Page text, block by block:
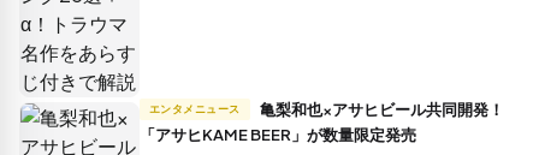
エンタメニュース
「アサヒKAME BEER」が数量限定発売